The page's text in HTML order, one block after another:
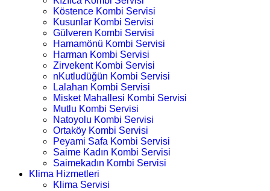
Köstence Kombi Servisi
Kusunlar Kombi Servisi
Gülveren Kombi Servisi
Hamamönü Kombi Servisi
Harman Kombi Servisi
Zirvekent Kombi Servisi
nKutludüğün Kombi Servisi
Lalahan Kombi Servisi
Misket Mahallesi Kombi Servisi
Mutlu Kombi Servisi
Natoyolu Kombi Servisi
Ortaköy Kombi Servisi
Peyami Safa Kombi Servisi
Saime Kadın Kombi Servisi
Saimekadın Kombi Servisi
Klima Hizmetleri
Klima Servisi